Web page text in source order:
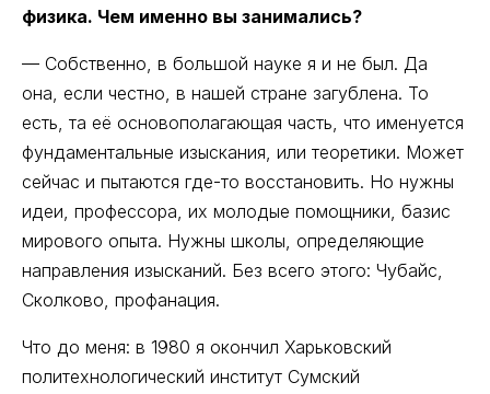
физика. Чем именно вы занимались?
— Собственно, в большой науке я и не был. Да
она, если честно, в нашей стране загублена. То
есть, та её основополагающая часть, что именуется
фундаментальные изыскания, или теоретики. Может
сейчас и пытаются где-то восстановить. Но нужны
идеи, профессора, их молодые помощники, базис
мирового опыта. Нужны школы, определяющие
направления изысканий. Без всего этого: Чубайс,
Сколково, профанация.
Что до меня: в 1980 я окончил Харьковский
политехнологический институт Сумский